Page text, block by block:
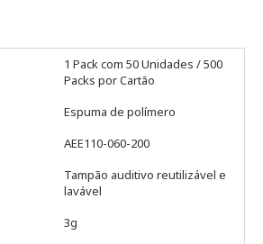
1 Pack com 50 Unidades / 500
Packs por Cartão
Espuma de polímero
AEE110-060-200
Tampão auditivo reutilizável e
lavável
3g